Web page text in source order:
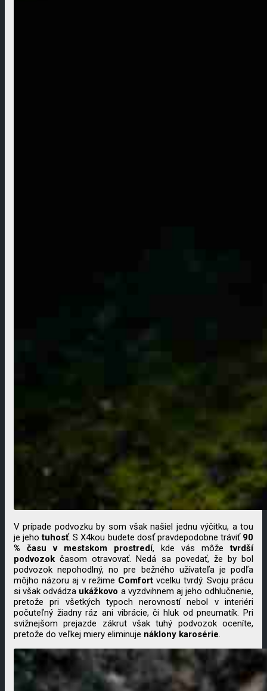
V prípade podvozku by som však našiel jednu výčitku, a tou
je jeho tuhosť. S X4kou budete dosť pravdepodobne tráviť90
% času v mestskom prostredí, kde vás môže tvrdší
podvozok časom otravovať. Nedá sa povedať, že by bol
podvozok nepohodlný, no pre bežného užívateľa je podľa
môjho názoru aj v režime Comfort vcelku tvrdý. Svoju prácu
si však odvádza ukážkovo a vyzdvihnem aj jeho odhlučnenie,
pretože pri všetkých typoch nerovností nebol v interiéri
počuteľný žiadny ráz ani vibrácie, či hluk od pneumatík. Pri
svižnejšom prejazde zákrut však tuhý podvozok oceníte,
pretože do veľkej miery eliminuje náklony karosérie.